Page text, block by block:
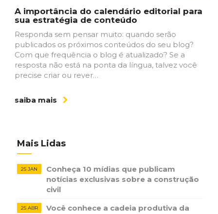
A importância do calendário editorial para
sua estratégia de conteúdo
Responda sem pensar muito: quando serão
publicados os próximos conteúdos do seu blog?
Com que frequência o blog é atualizado? Se a
resposta não está na ponta da língua, talvez você
precise criar ou rever…
saiba mais
Mais Lidas
25 JAN
Conheça 10 mídias que publicam
notícias ​exclusivas sobre​ ​a construção​ ​
civil
25 ABR
Você conhece a cadeia produtiva da